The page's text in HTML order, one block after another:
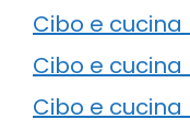
Cibo e
Cibo e
Cibo e